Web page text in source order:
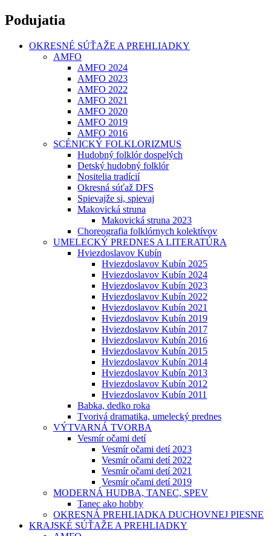
Podujatia
OKRESNÉ SÚŤAŽE A PREHLIADKY
AMFO
AMFO 2024
AMFO 2023
AMFO 2022
AMFO 2021
AMFO 2020
AMFO 2019
AMFO 2016
SCÉNICKÝ FOLKLORIZMUS
Hudobný folklór dospelých
Detský hudobný folklór
Nositelia tradícií
Okresná súťaž DFS
Spievajže si, spievaj
Makovická struna
Makovická struna 2023
Choreografia folklórnych kolektívov
UMELECKÝ PREDNES A LITERATÚRA
Hviezdoslavov Kubín
Hviezdoslavov Kubín 2025
Hviezdoslavov Kubín 2024
Hviezdoslavov Kubín 2023
Hviezdoslavov Kubín 2022
Hviezdoslavov Kubín 2021
Hviezdoslavov Kubín 2019
Hviezdoslavov Kubín 2017
Hviezdoslavov Kubín 2016
Hviezdoslavov Kubín 2015
Hviezdoslavov Kubín 2014
Hviezdoslavov Kubín 2013
Hviezdoslavov Kubín 2012
Hviezdoslavov Kubín 2011
Babka, dedko roka
Tvorivá dramatika, umelecký prednes
VÝTVARNÁ TVORBA
Vesmír očami detí
Vesmír očami detí 2023
Vesmír očami detí 2022
Vesmír očami detí 2021
Vesmír očami detí 2019
MODERNÁ HUDBA, TANEC, SPEV
Tanec ako hobby
OKRESNÁ PREHLIADKA DUCHOVNEJ PIESNE
KRAJSKÉ SÚŤAŽE A PREHLIADKY